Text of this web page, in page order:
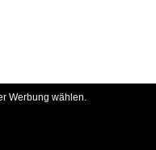
Werbung wählen.